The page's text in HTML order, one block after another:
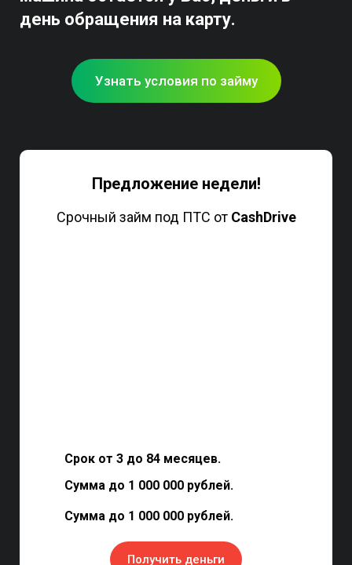
день обращения на карту.
Узнать условия по займу
Предложение недели!
Срочный займ под ПТС от CashDrive
Срок от 3 до 84 месяцев.
Сумма до 1 000 000 рублей.
Сумма до 1 000 000 рублей.
Получить деньги